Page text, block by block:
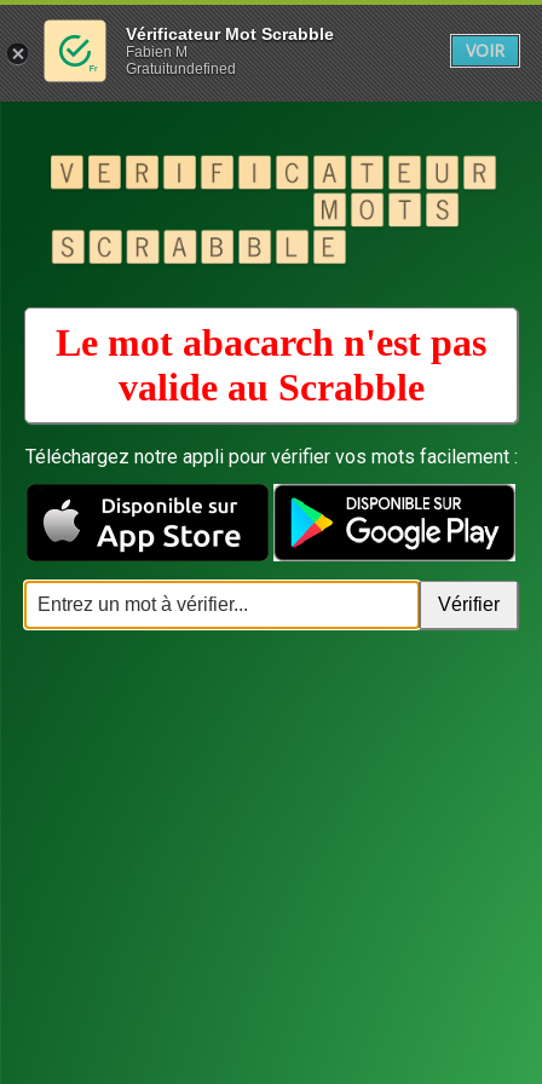
Le mot abacarch n'est pas
valide au Scrabble
Téléchargez notre appli pour vérifier vos mots facilement :
Vérificateur Mot Scrabble
Fabien M
Gratuitundefined
VOIR